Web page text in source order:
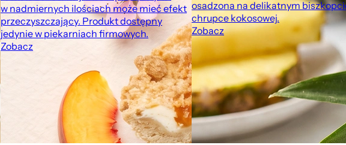
w nadmiernych ilościach może mieć efekt
przeczyszczający. Produkt dostępny
jedynie w piekarniach firmowych.
Zobacz
osadzona na delikatnym
chrupce kokosowej.
Zobacz